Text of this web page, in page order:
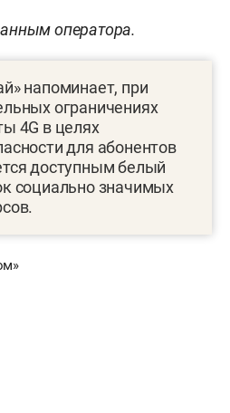
оператора.
напоминает, при
ограничениях
4G в целях
для абонентов
доступным белый
социально значимых